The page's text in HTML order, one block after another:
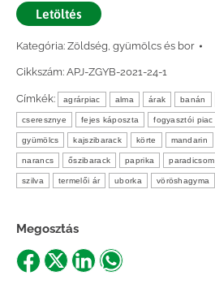
Letöltés
Kategória: Zöldség, gyümölcs és bor
Cikkszám: APJ-ZGYB-2021-24-1
Címkék: agrárpiac alma árak banán
cseresznye fejes káposzta fogyasztói piac
gyümölcs kajszibarack körte mandarin
narancs őszibarack paprika paradicsom
szilva termelői ár uborka vöröshagyma
Megosztás
ShareShareShareShare